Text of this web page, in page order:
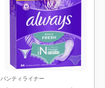
パンティライナー